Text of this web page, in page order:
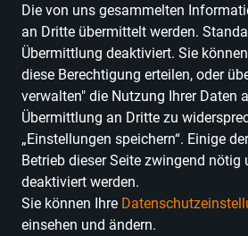
Die von uns gesammelten
an Dritte übermittelt werden.
Übermittlung deaktiviert. Sie
diese Berechtigung erteilen, oder
verwalten" die Nutzung Ihrer Daten
Übermittlung an Dritte zu
„Einstellungen speichern“. Einige
Betrieb dieser Seite zwingend nötig
deaktiviert werden.
Sie können Ihre
einsehen und ändern.
handmade
Alle Produkte
ALLE FILTER